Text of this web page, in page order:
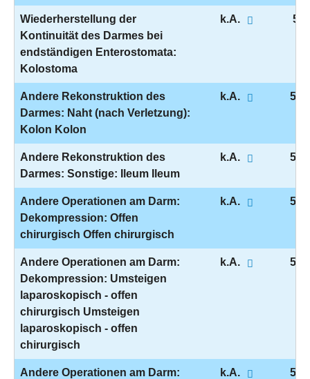
Wiederherstellung der
Kontinuität des Darmes bei
endständigen Enterostomata:
Kolostoma
k.A. 5-
Andere Rekonstruktion des
Darmes: Naht (nach Verletzung):
Kolon Kolon
k.A. 5-
Andere Rekonstruktion des
Darmes: Sonstige: Ileum Ileum
k.A. 5-
Andere Operationen am Darm:
Dekompression: Offen
chirurgisch Offen chirurgisch
k.A. 5-
Andere Operationen am Darm:
Dekompression: Umsteigen
laparoskopisch - offen
chirurgisch Umsteigen
laparoskopisch - offen
chirurgisch
k.A. 5-
Andere Operationen am Darm:
k.A. 5-